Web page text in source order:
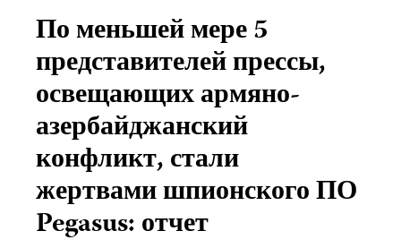
По меньшей мере 5
представителей прессы,
освещающих армяно-
азербайджанский
конфликт, стали
жертвами шпионского ПО
Pegasus: отчет